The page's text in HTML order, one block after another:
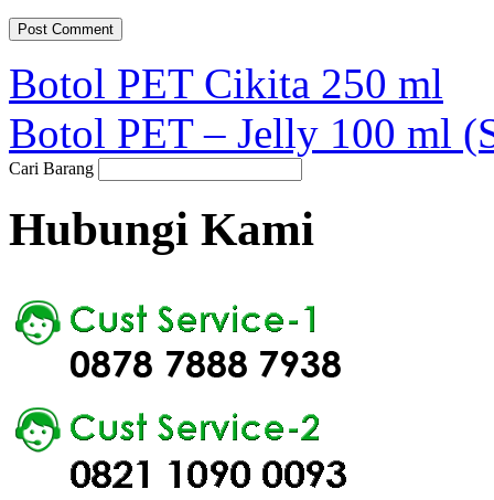
Botol PET Cikita 250 ml
Botol PET – Jelly 100 ml
Cari Barang
Hubungi Kami